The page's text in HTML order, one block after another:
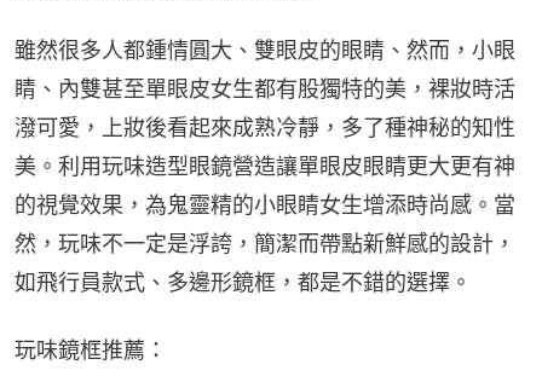
雖然很多人都鍾情圓大、雙眼皮的眼睛、然而，小眼
睛、內雙甚至單眼皮女生都有股獨特的美，裸妝時活
潑可愛，上妝後看起來成熟冷靜，多了種神秘的知性
美。利用玩味造型眼鏡營造讓單眼皮眼睛更大更有神
的視覺效果，為鬼靈精的小眼睛女生增添時尚感。當
然，玩味不一定是浮誇，簡潔而帶點新鮮感的設計，
如飛行員款式、多邊形鏡框，都是不錯的選擇。
玩味鏡框推薦：